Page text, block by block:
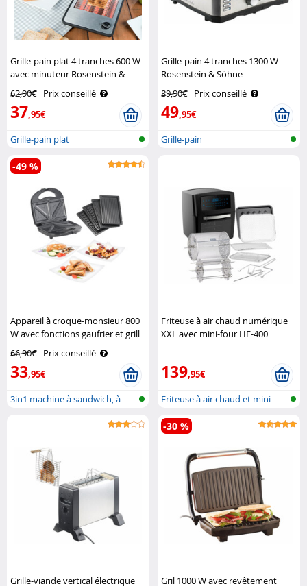
Grille-pain plat 4 tranches 600 W
avec minuteur Rosenstein &
62,90€ Prix conseillé
37,95€
Grille-pain plat
Grille-pain 4 tranches 1300 W
Rosenstein & Söhne
89,90€ Prix conseillé
49,95€
Grille-pain
Appareil à croque-monsieur 800
W avec fonctions gaufrier et grill
de table Rosenstein & Söhne
66,90€ Prix conseillé
33,95€
-49 %
3in1 machine à sandwich, à
Friteuse à air chaud numérique
XXL avec mini-four HF-400
139,95€
Friteuse à air chaud et mini-
four à..
Grille-viande vertical électrique Gril 1000 W avec revêtement
-30 %